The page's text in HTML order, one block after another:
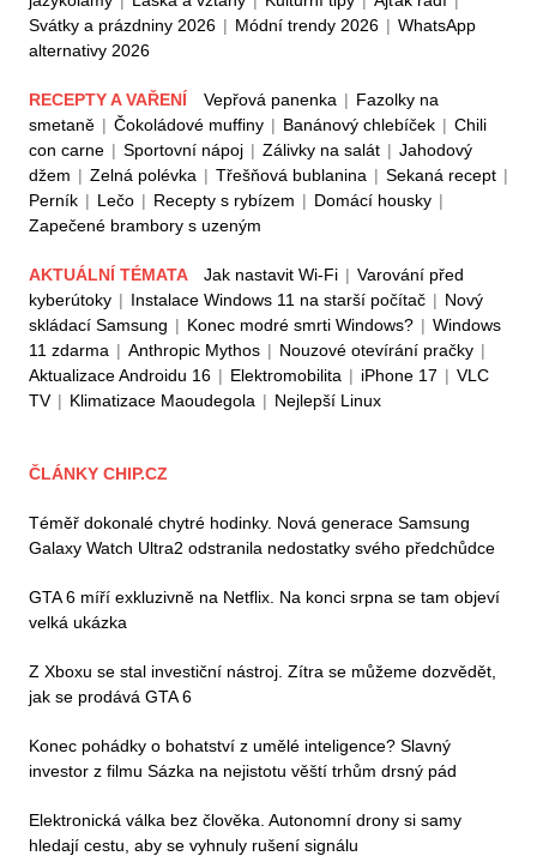
Svátky a prázdniny 2026 | Módní trendy 2026 | WhatsApp
alternativy 2026
RECEPTY A VAŘENÍ Vepřová panenka | Fazolky na
smetaně | Čokoládové muffiny | Banánový chlebíček | Chili
con carne | Sportovní nápoj | Zálivky na salát | Jahodový
džem | Zelná polévka | Třešňová bublanina | Sekaná recept |
Perník | Lečo | Recepty s rybízem | Domácí housky |
Zapečené brambory s uzeným
AKTUÁLNÍ TÉMATA Jak nastavit Wi-Fi | Varování před
kyberútoky | Instalace Windows 11 na starší počítač | Nový
skládací Samsung | Konec modré smrti Windows? | Windows
11 zdarma | Anthropic Mythos | Nouzové otevírání pračky |
Aktualizace Androidu 16 | Elektromobilita | iPhone 17 | VLC
TV | Klimatizace Maoudegola | Nejlepší Linux
ČLÁNKY CHIP.CZ
Téměř dokonalé chytré hodinky. Nová generace Samsung
Galaxy Watch Ultra2 odstranila nedostatky svého předchůdce
GTA 6 míří exkluzivně na Netflix. Na konci srpna se tam objeví
velká ukázka
Z Xboxu se stal investiční nástroj. Zítra se můžeme dozvědět,
jak se prodává GTA 6
Konec pohádky o bohatství z umělé inteligence? Slavný
investor z filmu Sázka na nejistotu věští trhům drsný pád
Elektronická válka bez člověka. Autonomní drony si samy
hledají cestu, aby se vyhnuly rušení signálu